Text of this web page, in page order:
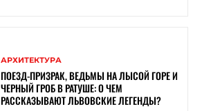
АРХИТЕКТУРА
ПОЕЗД-ПРИЗРАК, ВЕДЬМЫ НА ЛЫСОЙ ГОРЕ И
ЧЕРНЫЙ ГРОБ В РАТУШЕ: О ЧЕМ
РАССКАЗЫВАЮТ ЛЬВОВСКИЕ ЛЕГЕНДЫ?